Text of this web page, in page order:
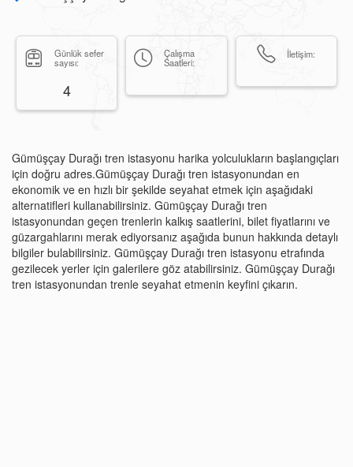
Günlük sefer
sayısı:
4
Çalışma
Saatleri:
İletişim:
Gümüşçay Durağı tren istasyonu harika yolculukların başlangıçları
için doğru adres.Gümüşçay Durağı tren istasyonundan en
ekonomik ve en hızlı bir şekilde seyahat etmek için aşağıdaki
alternatifleri kullanabilirsiniz. Gümüşçay Durağı tren
istasyonundan geçen trenlerin kalkış saatlerini, bilet fiyatlarını ve
güzargahlarını merak ediyorsanız aşağıda bunun hakkında detaylı
bilgiler bulabilirsiniz. Gümüşçay Durağı tren istasyonu etrafında
gezilecek yerler için galerilere göz atabilirsiniz. Gümüşçay Durağı
tren istasyonundan trenle seyahat etmenin keyfini çıkarın.